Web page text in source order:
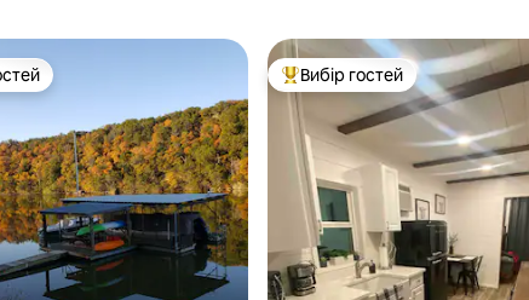
Топ вибір гостей
Вибір гостей